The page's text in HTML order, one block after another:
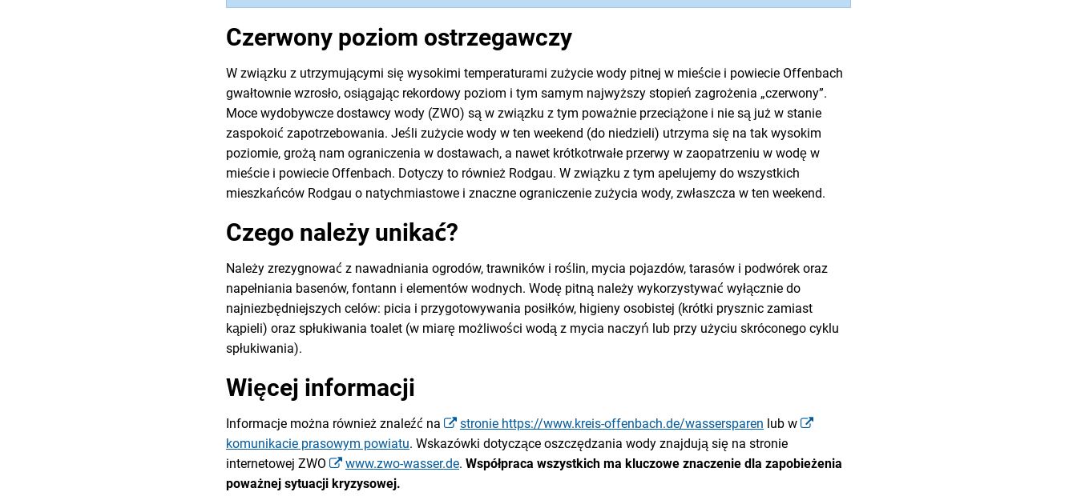
Czerwony poziom ostrzegawczy
W związku z utrzymującymi się wysokimi temperaturami zużycie wody pitnej w mieście i powiecie Offenbach
gwałtownie wzrosło, osiągając rekordowy poziom i tym samym najwyższy stopień zagrożenia „czerwony”.
Moce wydobywcze dostawcy wody (ZWO) są w związku z tym poważnie przeciążone i nie są już w stanie
zaspokoić zapotrzebowania. Jeśli zużycie wody w ten weekend (do niedzieli) utrzyma się na tak wysokim
poziomie, grożą nam ograniczenia w dostawach, a nawet krótkotrwałe przerwy w zaopatrzeniu w wodę w
mieście i powiecie Offenbach. Dotyczy to również Rodgau. W związku z tym apelujemy do wszystkich
mieszkańców Rodgau o natychmiastowe i znaczne ograniczenie zużycia wody, zwłaszcza w ten weekend.
Czego należy unikać?
Należy zrezygnować z nawadniania ogrodów, trawników i roślin, mycia pojazdów, tarasów i podwórek oraz
napełniania basenów, fontann i elementów wodnych. Wodę pitną należy wykorzystywać wyłącznie do
najniezbędniejszych celów: picia i przygotowywania posiłków, higieny osobistej (krótki prysznic zamiast
kąpieli) oraz spłukiwania toalet (w miarę możliwości wodą z mycia naczyń lub przy użyciu skróconego cyklu
spłukiwania).
Więcej informacji
Informacje można również znaleźć na stronie https://www.kreis-offenbach.de/wassersparen lub w
komunikacie prasowym powiatu. Wskazówki dotyczące oszczędzania wody znajdują się na stronie
internetowej ZWO
www.zwo-wasser.de. Współpraca wszystkich ma kluczowe znaczenie dla zapobieżenia
poważnej sytuacji kryzysowej.